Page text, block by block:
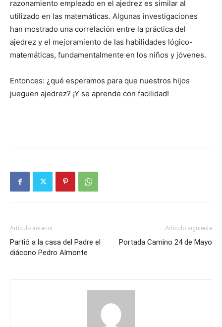
razonamiento empleado en el ajedrez es similar al
utilizado en las matemáticas. Algunas investigaciones
han mostrado una correlación entre la práctica del
ajedrez y el mejoramiento de las habilidades lógico-
matemáticas, fundamentalmente en los niños y jóvenes.
Entonces: ¿qué esperamos para que nuestros hijos
jueguen ajedrez? ¡Y se aprende con facilidad!
Artículo anterior
Partió a la casa del Padre el
diácono Pedro Almonte
Artículo siguiente
Portada Camino 24 de Mayo